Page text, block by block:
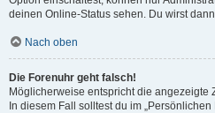
deinen Online-Status sehen. Du wirst
Nach oben
Die Forenuhr geht falsch!
Möglicherweise entspricht die angezeigte
In diesem Fall solltest du im